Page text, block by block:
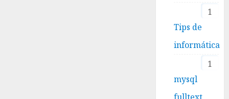
1
Tips de
informática
1
mysql